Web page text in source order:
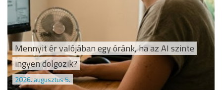
Mennyit ér valójában egy óránk, ha az AI szinte
ingyen dolgozik?
2026. augusztus 5.